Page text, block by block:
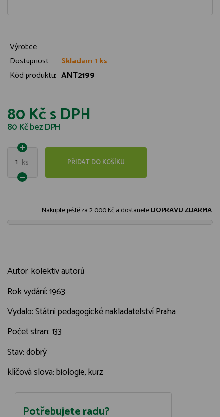
Výrobce
Dostupnost
Skladem 1 ks
Kód produktu: ANT2199
80 Kčs DPH
80 Kčbez DPH
1 ks PŘIDAT DO KOŠÍKU
Nakupte ještě za2 000 Kča dostaneteDOPRAVU ZDARMA.
Autor: kolektiv autorů
Rok vydání: 1963
Vydalo: Státní pedagogické nakladatelství Praha
Počet stran: 133
Stav: dobrý
klíčová slova: biologie, kurz
Potřebujete radu?